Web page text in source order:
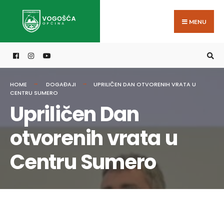
MENU
HOME DOGAĐAJI
UPRILIČEN DAN OTVORENIH VRATA U
CENTRU SUMERO
Upriličen Dan
otvorenih vrata u
Centru Sumero
for: